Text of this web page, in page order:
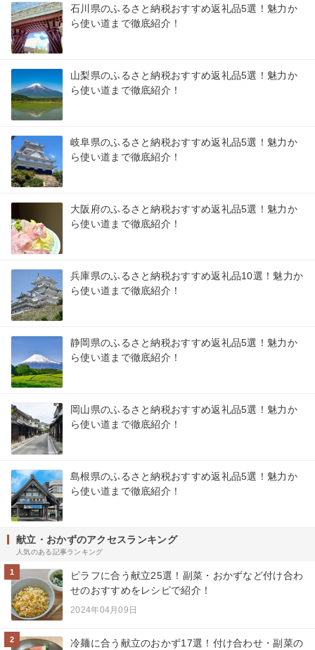
石川県のふるさと納税おすすめ返礼品5選！魅力か
ら使い道まで徹底紹介！
山梨県のふるさと納税おすすめ返礼品5選！魅力か
ら使い道まで徹底紹介！
岐阜県のふるさと納税おすすめ返礼品5選！魅力か
ら使い道まで徹底紹介！
大阪府のふるさと納税おすすめ返礼品5選！魅力か
ら使い道まで徹底紹介！
兵庫県のふるさと納税おすすめ返礼品10選！魅力か
ら使い道まで徹底紹介！
静岡県のふるさと納税おすすめ返礼品5選！魅力か
ら使い道まで徹底紹介！
岡山県のふるさと納税おすすめ返礼品5選！魅力か
ら使い道まで徹底紹介！
島根県のふるさと納税おすすめ返礼品5選！魅力か
ら使い道まで徹底紹介！
献立・おかずのアクセスランキング
人気のある記事ランキング
1
ピラフに合う献立25選！副菜・おかずなど付け合わ
せのおすすめをレシピで紹介！
2024年04月09日
2
冷麺に合う献立のおかず17選！付け合わせ・副菜の